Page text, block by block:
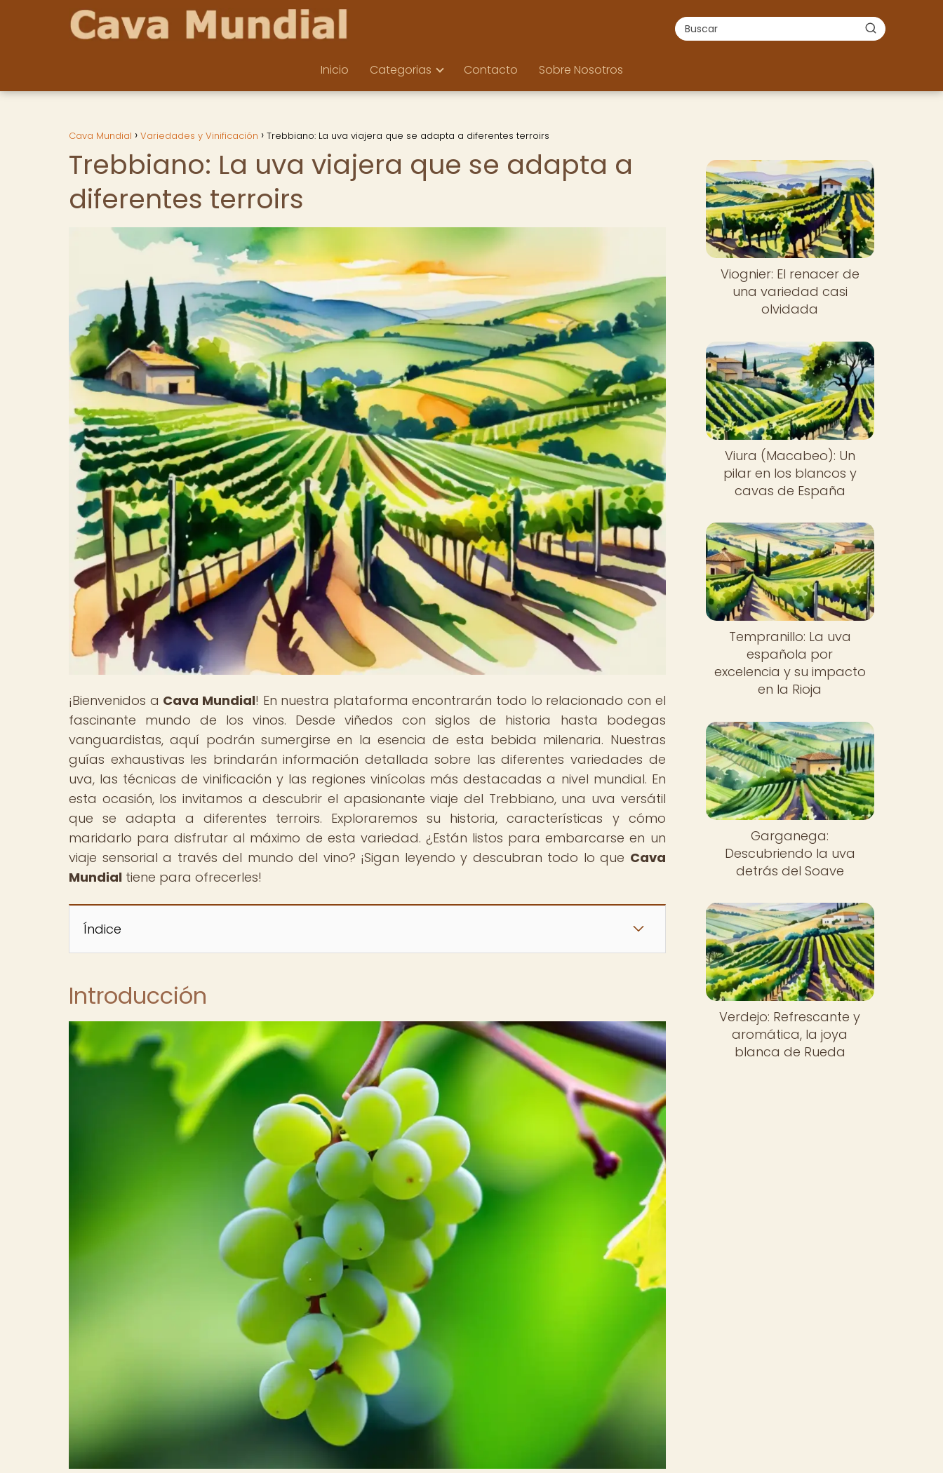
Inicio Categorias Contacto Sobre Nosotros
Cava Mundial Variedades y Vinificación Trebbiano: La uva viajera que se adapta a diferentes terroirs
Trebbiano: La uva viajera que se adapta a
diferentes terroirs
¡Bienvenidos a Cava Mundial! En nuestra plataforma encontrarán todo lo relacionado con el
fascinante mundo de los vinos. Desde viñedos con siglos de historia hasta bodegas
vanguardistas, aquí podrán sumergirse en la esencia de esta bebida milenaria. Nuestras
guías exhaustivas les brindarán información detallada sobre las diferentes variedades de
uva, las técnicas de vinificación y las regiones vinícolas más destacadas a nivel mundial. En
esta ocasión, los invitamos a descubrir el apasionante viaje del Trebbiano, una uva versátil
que se adapta a diferentes terroirs. Exploraremos su historia, características y cómo
maridarlo para disfrutar al máximo de esta variedad. ¿Están listos para embarcarse en un
viaje sensorial a través del mundo del vino? ¡Sigan leyendo y descubran todo lo que Cava
Mundial tiene para ofrecerles!
Índice
Introducción
Viognier: El renacer de
una variedad casi
olvidada
Viura (Macabeo): Un
pilar en los blancos y
cavas de España
Tempranillo: La uva
española por
excelencia y su impacto
en la Rioja
Garganega:
Descubriendo la uva
detrás del Soave
Verdejo: Refrescante y
aromática, la joya
blanca de Rueda